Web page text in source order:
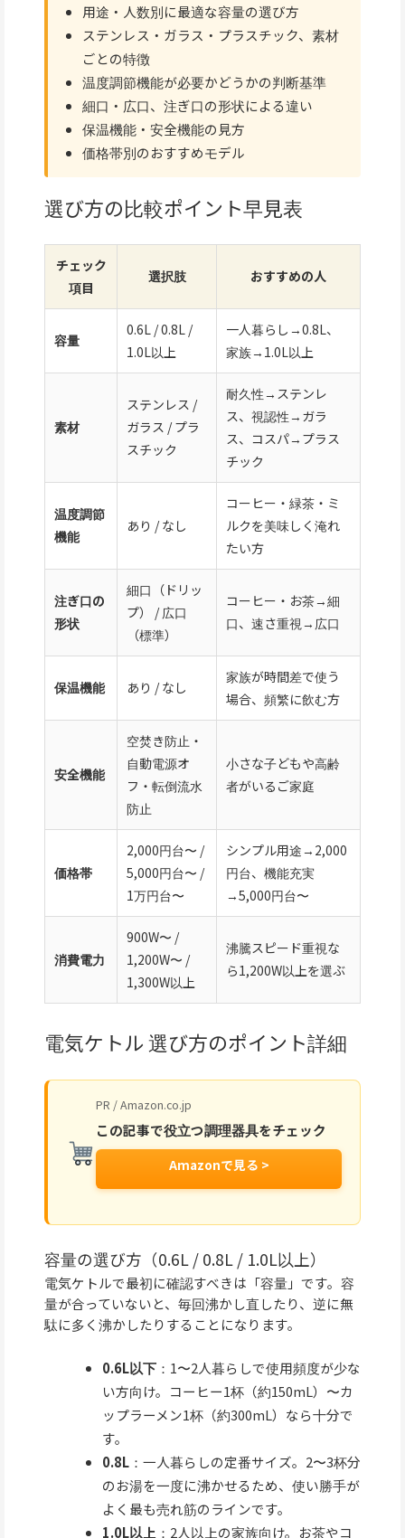
用途・人数別に最適な容量の選び方
ステンレス・ガラス・プラスチック、素材
ごとの特徴
温度調節機能が必要かどうかの判断基準
細口・広口、注ぎ口の形状による違い
保温機能・安全機能の見方
価格帯別のおすすめモデル
選び方の比較ポイント早見表
チェック
項目
選択肢 おすすめの人
容量
0.6L / 0.8L /
1.0L以上
一人暮らし→0.8L、
家族→1.0L以上
素材
ステンレス /
ガラス / プラ
スチック
耐久性→ステンレ
ス、視認性→ガラ
ス、コスパ→プラス
チック
温度調節
機能
あり / なし
コーヒー・緑茶・ミ
ルクを美味しく淹れ
たい方
注ぎ口の
形状
細口（ドリッ
プ） / 広口
（標準）
コーヒー・お茶→細
口、速さ重視→広口
保温機能 あり / なし
家族が時間差で使う
場合、頻繁に飲む方
安全機能
空焚き防止・
自動電源オ
フ・転倒流水
防止
小さな子どもや高齢
者がいるご家庭
価格帯
2,000円台〜 /
5,000円台〜 /
1万円台〜
シンプル用途→2,000
円台、機能充実
→5,000円台〜
消費電力
900W〜 /
1,200W〜 /
1,300W以上
沸騰スピード重視な
ら1,200W以上を選ぶ
電気ケトル 選び方のポイント詳細
PR / Amazon.co.jp
この記事で役立つ調理器具をチェック
Amazonで見る >
容量の選び方（0.6L / 0.8L / 1.0L以上）
電気ケトルで最初に確認すべきは「容量」です。容
量が合っていないと、毎回沸かし直したり、逆に無
駄に多く沸かしたりすることになります。
0.6L以下：1〜2人暮らしで使用頻度が少な
い方向け。コーヒー1杯（約150mL）〜カ
ップラーメン1杯（約300mL）なら十分で
す。
0.8L：一人暮らしの定番サイズ。2〜3杯分
のお湯を一度に沸かせるため、使い勝手が
よく最も売れ筋のラインです。
1.0L以上 ：2人以上の家族向け。お茶やコ